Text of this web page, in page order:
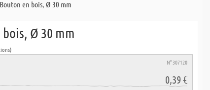
Bouton en bois, Ø 30 mm
Ø 30 mm
N° 307120
0,39 €